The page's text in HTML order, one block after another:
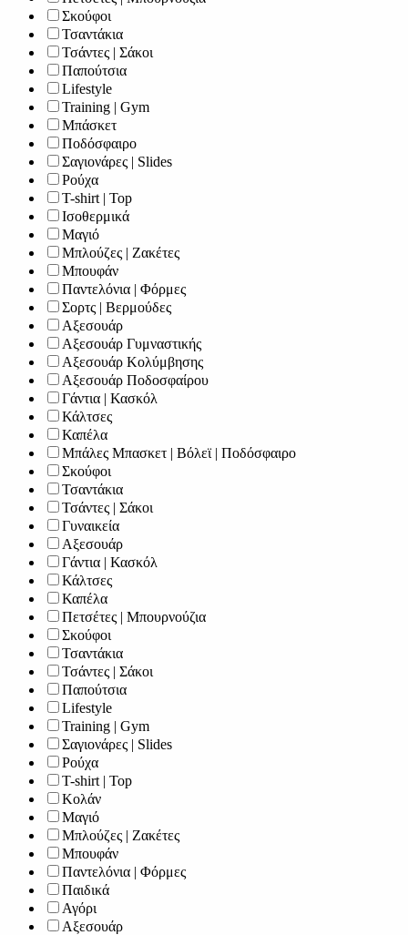
Σκούφοι
Τσαντάκια
Τσάντες | Σάκοι
Παπούτσια
Lifestyle
Training | Gym
Μπάσκετ
Ποδόσφαιρο
Σαγιονάρες | Slides
Ρούχα
T-shirt | Top
Ισοθερμικά
Μαγιό
Μπλούζες | Ζακέτες
Μπουφάν
Παντελόνια | Φόρμες
Σορτς | Βερμούδες
Αξεσουάρ
Αξεσουάρ Γυμναστικής
Αξεσουάρ Κολύμβησης
Αξεσουάρ Ποδοσφαίρου
Γάντια | Κασκόλ
Κάλτσες
Καπέλα
Μπάλες Μπασκετ | Βόλεϊ | Ποδόσφαιρο
Σκούφοι
Τσαντάκια
Τσάντες | Σάκοι
Γυναικεία
Αξεσουάρ
Γάντια | Κασκόλ
Κάλτσες
Καπέλα
Πετσέτες | Μπουρνούζια
Σκούφοι
Τσαντάκια
Τσάντες | Σάκοι
Παπούτσια
Lifestyle
Training | Gym
Σαγιονάρες | Slides
Ρούχα
T-shirt | Top
Κολάν
Μαγιό
Μπλούζες | Ζακέτες
Μπουφάν
Παντελόνια | Φόρμες
Παιδικά
Αγόρι
Αξεσουάρ